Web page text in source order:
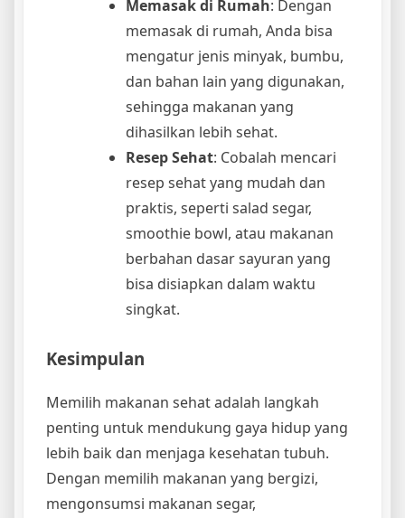
Memasak di Rumah: Dengan
memasak di rumah, Anda bisa
mengatur jenis minyak, bumbu,
dan bahan lain yang digunakan,
sehingga makanan yang
dihasilkan lebih sehat.
Resep Sehat: Cobalah mencari
resep sehat yang mudah dan
praktis, seperti salad segar,
smoothie bowl, atau makanan
berbahan dasar sayuran yang
bisa disiapkan dalam waktu
singkat.
Kesimpulan
Memilih makanan sehat adalah langkah
penting untuk mendukung gaya hidup yang
lebih baik dan menjaga kesehatan tubuh.
Dengan memilih makanan yang bergizi,
mengonsumsi makanan segar,